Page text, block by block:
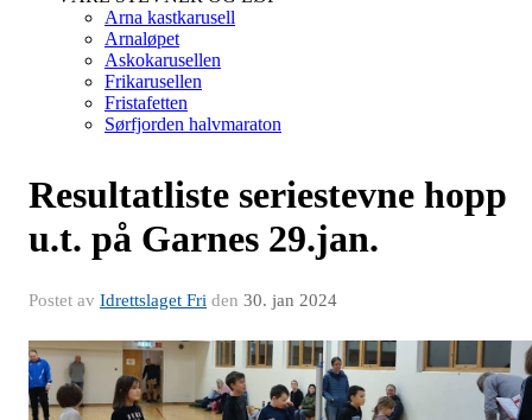
Arna kastkarusell
Arnaløpet
Askokarusellen
Frikarusellen
Fristafetten
Sørfjorden halvmaraton
Resultatliste seriestevne hopp
u.t. på Garnes 29.jan.
Postet av Idrettslaget Fri den 30. jan 2024